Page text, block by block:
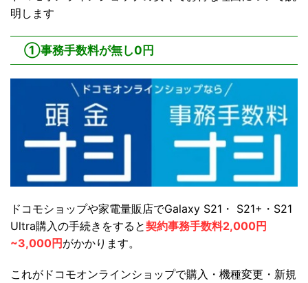
明します
①事務手数料が無し0円
ドコモショップや家電量販店でGalaxy S21・ S21+・S21
Ultra購入の手続きをすると契約事務手数料2,000円
~3,000円がかかります。
これがドコモオンラインショップで購入・機種変更・新規